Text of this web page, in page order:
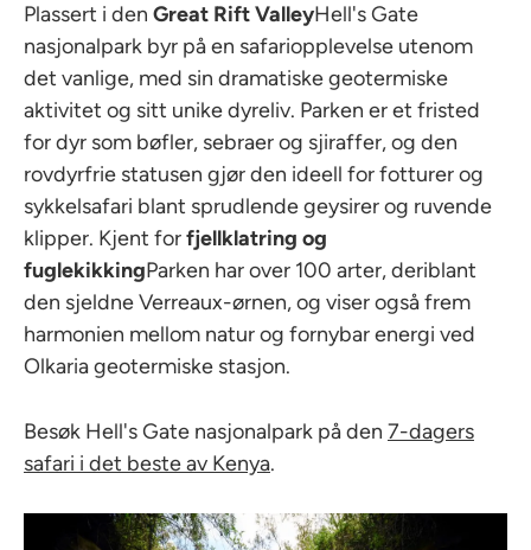
Plassert i den Great Rift ValleyHell's Gate
nasjonalpark byr på en safariopplevelse utenom
det vanlige, med sin dramatiske geotermiske
aktivitet og sitt unike dyreliv. Parken er et fristed
for dyr som bøfler, sebraer og sjiraffer, og den
rovdyrfrie statusen gjør den ideell for fotturer og
sykkelsafari blant sprudlende geysirer og ruvende
klipper. Kjent forfjellklatring og
fuglekikkingParken har over 100 arter, deriblant
den sjeldne Verreaux-ørnen, og viser også frem
harmonien mellom natur og fornybar energi ved
Olkaria geotermiske stasjon.
Besøk Hell's Gate nasjonalpark på den 7-dagers
safari i det beste av Kenya.